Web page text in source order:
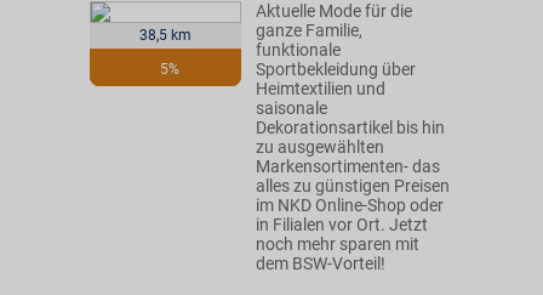
38,5 km
5%
Aktuelle Mode für die
ganze Familie,
funktionale
Sportbekleidung über
Heimtextilien und
saisonale
Dekorationsartikel bis hin
zu ausgewählten
Markensortimenten- das
alles zu günstigen Preisen
im NKD Online-Shop oder
in Filialen vor Ort. Jetzt
noch mehr sparen mit
dem BSW-Vorteil!